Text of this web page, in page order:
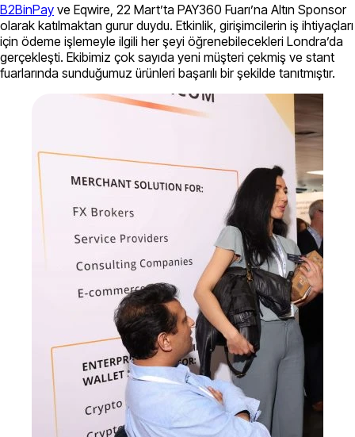
B2BinPay ve Eqwire, 22 Mart’ta PAY360 Fuarı’na Altın Sponsor
olarak katılmaktan gurur duydu. Etkinlik, girişimcilerin iş ihtiyaçları
için ödeme işlemeyle ilgili her şeyi öğrenebilecekleri Londra’da
gerçekleşti. Ekibimiz çok sayıda yeni müşteri çekmiş ve stant
fuarlarında sunduğumuz ürünleri başarılı bir şekilde tanıtmıştır.